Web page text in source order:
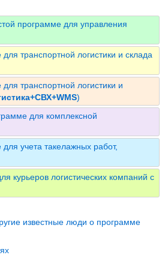
программе для управления
транспортной логистики и склада
транспортной логистики и
)
для комплексной
учета такелажных работ,
курьеров логистических компаний с
известные люди о программе